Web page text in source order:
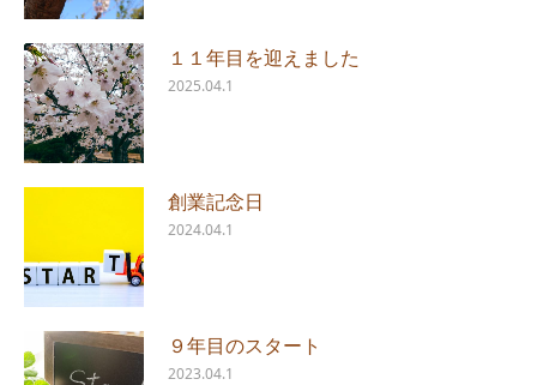
１１年目を迎えました
2025.04.1
創業記念日
2024.04.1
９年目のスタート
2023.04.1